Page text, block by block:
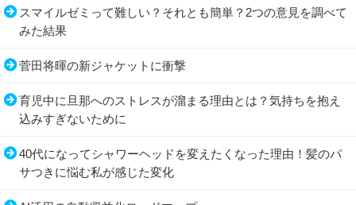
スマイルゼミって難しい？それとも簡単？2つの意見を調べて
みた結果
菅田将暉の新ジャケットに衝撃
育児中に旦那へのストレスが溜まる理由とは？気持ちを抱え
込みすぎないために
40代になってシャワーヘッドを変えたくなった理由！髪のパ
サつきに悩む私が感じた変化